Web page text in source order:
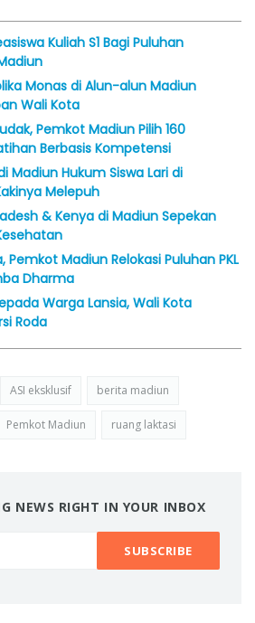
Kuliah S1 Bagi Puluhan
Monas di Alun-alun Madiun
Wali Kota
Pemkot Madiun Pilih 160
Berbasis Kompetensi
Madiun Hukum Siswa Lari di
Melepuh
& Kenya di Madiun Sepekan
Pemkot Madiun Relokasi Puluhan PKL
Dharma
Warga Lansia, Wali Kota
Roda
ASI eksklusif berita madiun
Pemkot Madiun ruang laktasi
NEWS RIGHT IN YOUR INBOX